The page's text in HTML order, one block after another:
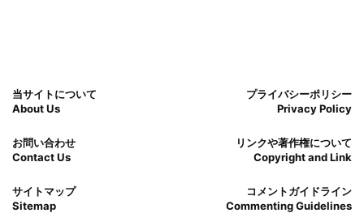
当サイトについて
About Us
プライバシーポリシー
Privacy Policy
お問い合わせ
Contact Us
リンクや著作権について
Copyright and Link
サイトマップ
Sitemap
コメントガイドライン
Commenting Guidelines